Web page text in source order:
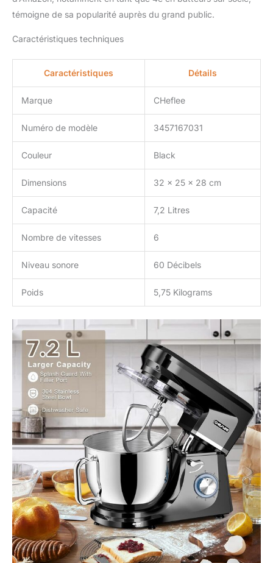
désinstaller facilement
crochet pétrisseur, un
fouet métallique, une
spatule, un garde-boue,
un œuf séparateur blanc.
Tous les accessoires
vont au lave-vaisselle.
【Excellent Service
Après-Vente】Tous les
produits CHflee sont
vous rencontrez des
problèmes de qualité ou
vous pouvez contacter
tout moment.
témoigne de sa popularité auprès du grand public.
Caractéristiques techniques
Caractéristiques Détails
Marque CHeflee
Numéro de modèle 3457167031
Couleur Black
Dimensions 32 x 25 x 28 cm
Capacité 7,2 Litres
Nombre de vitesses 6
Niveau sonore 60 Décibels
Poids 5,75 Kilograms